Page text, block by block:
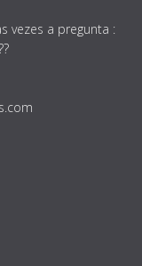
vezes a pregunta :